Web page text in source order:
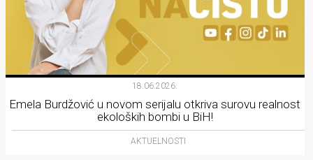
18.06.2026.
Emela Burdžović u novom serijalu otkriva surovu realnost
ekoloških bombi u BiH!
AKTUELNOSTI